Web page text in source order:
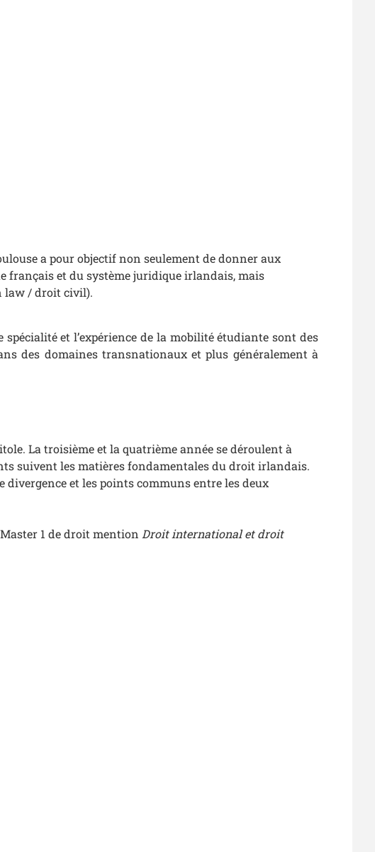
a pour objectif non seulement de donner aux
français et du système juridique irlandais, mais
law / droit civil).
et l’expérience de la mobilité étudiante sont des
des domaines transnationaux et plus généralement à
La troisième et la quatrième année se déroulent à
suivent les matières fondamentales du droit irlandais.
et les points communs entre les deux
1 de droit mention Droit international et droit